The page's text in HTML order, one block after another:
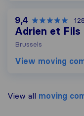
9,4 128
Adrien et Fils
Brussels
View moving
View all moving